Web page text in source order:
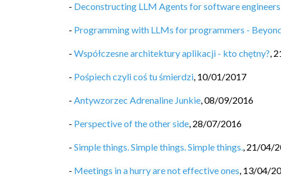
- Deconstructing LLM Agents for software
- Programming with LLMs for programmers -
- Współczesne architektury aplikacji - kto chętny?,
- Pośpiech czyli coś tu śmierdzi, 10/01/2017
- Antywzorzec Adrenaline Junkie,08/09/2016
- Perspective of the other side, 28/07/2016
- Simple things. Simple things. Simple things., 21/04/
- Meetings in a hurry are not effective ones, 13/04/